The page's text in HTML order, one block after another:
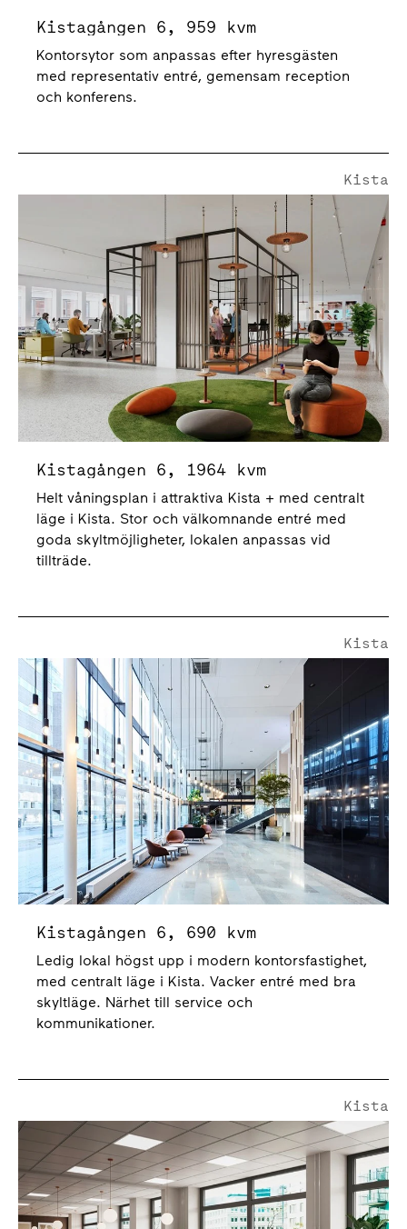
Kistagången 6, 959 kvm
Kontorsytor som anpassas efter hyresgästen
med representativ entré, gemensam reception
och konferens.
Kista
Kistagången 6, 1964 kvm
Helt våningsplan i attraktiva Kista + med centralt
läge i Kista. Stor och välkomnande entré med
goda skyltmöjligheter, lokalen anpassas vid
tillträde.
Kistagången 6
Kista
Kistagången 6, 690 kvm
Ledig lokal högst upp i modern kontorsfastighet,
med centralt läge i Kista. Vacker entré med bra
skyltläge. Närhet till service och
kommunikationer.
Borgarfjordsgatan 12
Kista